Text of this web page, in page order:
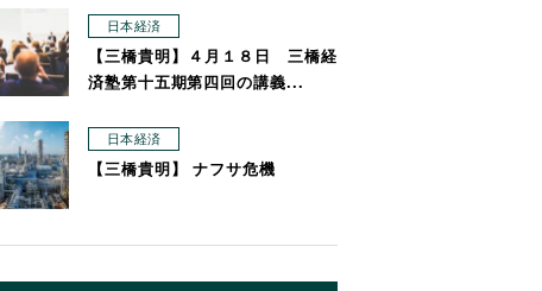
日本経済
【三橋貴明】４月１８日 三橋経
済塾第十五期第四回の講義...
日本経済
【三橋貴明】 ナフサ危機